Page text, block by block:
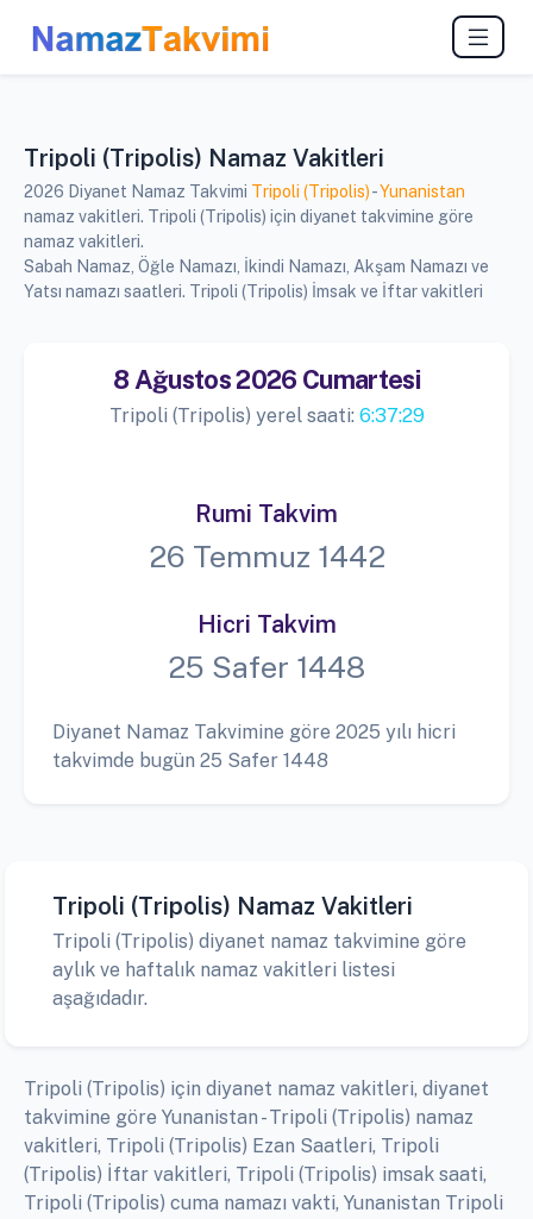
Tripoli (Tripolis) Namaz Vakitleri
2026 Diyanet Namaz Takvimi Tripoli (Tripolis)-Yunanistan
namaz vakitleri. Tripoli (Tripolis) için diyanet takvimine göre
namaz vakitleri.
Sabah Namaz, Öğle Namazı, İkindi Namazı, Akşam Namazı ve
Yatsı namazı saatleri. Tripoli (Tripolis) İmsak ve İftar vakitleri
8 Ağustos 2026 Cumartesi
Tripoli (Tripolis) yerel saati: 6:37:29
Rumi Takvim
26 Temmuz 1442
Hicri Takvim
25 Safer 1448
Diyanet Namaz Takvimine göre 2025 yılı hicri
takvimde bugün 25 Safer 1448
Tripoli (Tripolis) Namaz Vakitleri
Tripoli (Tripolis) diyanet namaz takvimine göre
aylık ve haftalık namaz vakitleri listesi
aşağıdadır.
Tripoli (Tripolis) için diyanet namaz vakitleri, diyanet
takvimine göre Yunanistan - Tripoli (Tripolis) namaz
vakitleri, Tripoli (Tripolis) Ezan Saatleri, Tripoli
(Tripolis) İftar vakitleri, Tripoli (Tripolis) imsak saati,
Tripoli (Tripolis) cuma namazı vakti, Yunanistan Tripoli